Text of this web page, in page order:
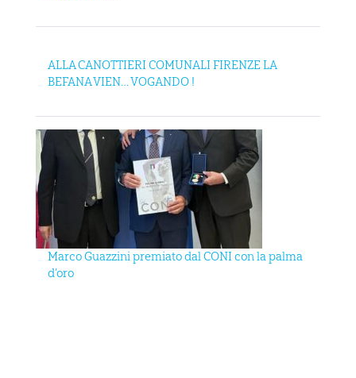
ALLA CANOTTIERI COMUNALI FIRENZE LA
BEFANA VIEN… VOGANDO !
Marco Guazzini premiato dal CONI con la palma
d’oro